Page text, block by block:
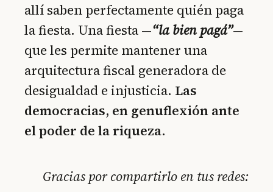
allí saben perfectamente quién paga
la fiesta. Una fiesta —“la bien pagá”—
que les permite mantener una
arquitectura fiscal generadora de
desigualdad e injusticia. Las
democracias, en genuflexión ante
el poder de la riqueza.
Gracias por compartirlo en tus redes: